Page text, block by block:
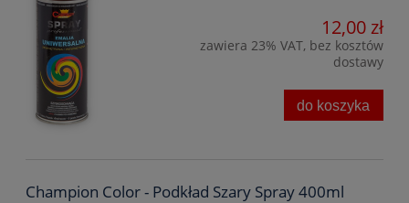
12,00 zł
zawiera 23% VAT, bez kosztów
dostawy
do koszyka
Champion Color - Podkład Szary Spray 400ml